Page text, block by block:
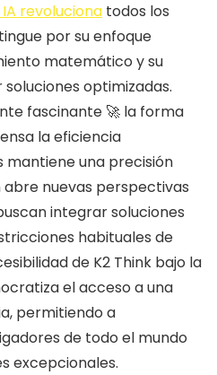
IA revoluciona todos los
por su enfoque
matemático y su
optimizadas.
fascinante 🚀 la forma
la eficiencia
una precisión
nuevas perspectivas
integrar soluciones
habituales de
de K2 Think bajo la
el acceso a una
permitiendo a
de todo el mundo
excepcionales.